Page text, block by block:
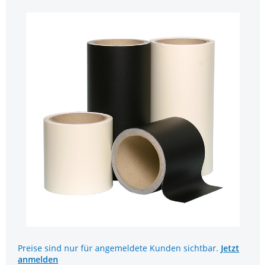
Preise sind nur für angemeldete Kunden sichtbar. Jetzt
anmelden